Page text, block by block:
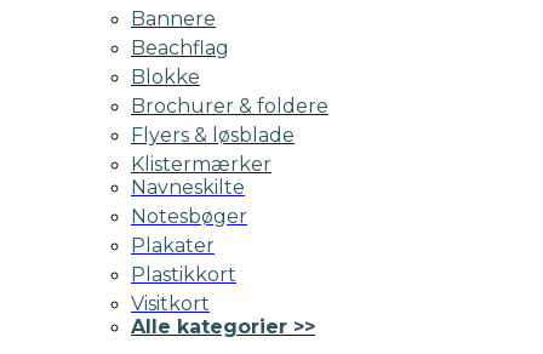
Bannere
Beachflag
Blokke
Brochurer & foldere
Flyers & løsblade
Klistermærker
Navneskilte
Notesbøger
Plakater
Plastikkort
Visitkort
Alle kategorier >>